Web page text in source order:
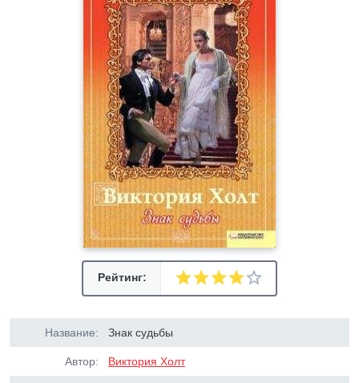
Рейтинг:
Название: Знак судьбы
Автор: Виктория Холт